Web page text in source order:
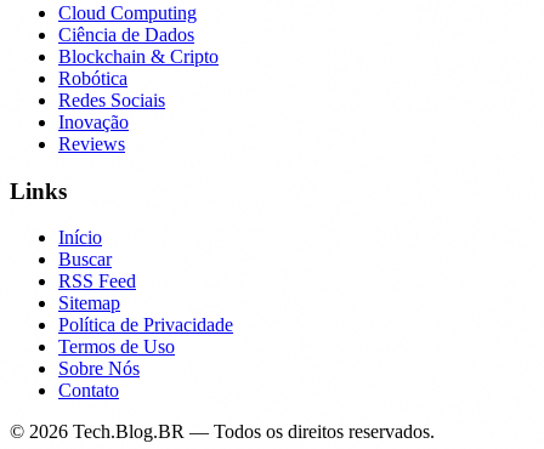
Cloud Computing
Ciência de Dados
Blockchain & Cripto
Robótica
Redes Sociais
Inovação
Reviews
Links
Início
Buscar
RSS Feed
Sitemap
Política de Privacidade
Termos de Uso
Sobre Nós
Contato
© 2026 Tech.Blog.BR — Todos os direitos reservados.